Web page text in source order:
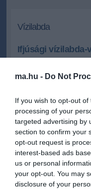
ma.hu - Do Not
If you wish to opt-out
processing of your
targeted advertising by
section to confirm your
opt-out request is
interest-based ads
us or personal
your opt-out. You may
disclosure of your
Vízilabda
Ifjúsági vízilabda-
ausztráliai Perth-ben
2012.12.09 11:24
A nemzetközi szövetség
negyeddöntőben a
oroszokat verte
csapott össze, de ezúttal
alulmaradt.